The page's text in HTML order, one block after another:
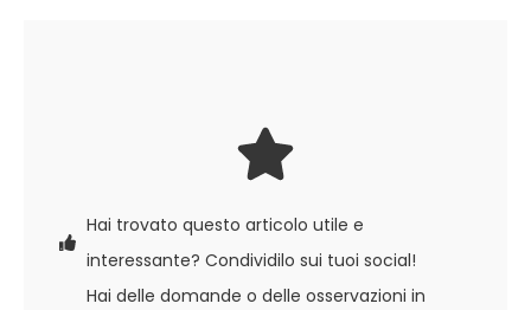
Hai trovato questo articolo utile e
interessante? Condividilo sui tuoi social!
Hai delle domande o delle osservazioni in